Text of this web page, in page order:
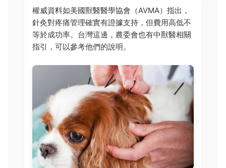
權威資料如美國獸醫醫學協會（AVMA）指出，
針灸對疼痛管理確實有證據支持，但費用高低不
等於成功率。台灣這邊，農委會也有中獸醫相關
指引，可以參考他們的說明。